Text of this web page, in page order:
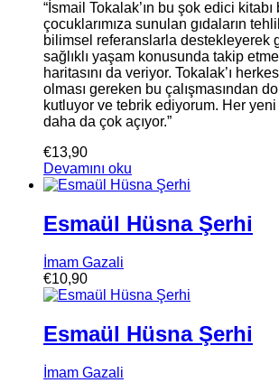
“İsmail Tokalak’ın bu şok edici kitabı
çocuklarımıza sunulan gıdaların
bilimsel referanslarla destekleyerek
sağlıklı yaşam konusunda takip
haritasını da veriyor. Tokalak’ı
olması gereken bu çalışmasından
kutluyor ve tebrik ediyorum. Her yeni
daha da çok açıyor.”
€13,90
Devamını oku
Esmaül Hüsna Şerhi
İmam Gazali
€10,90
Esmaül Hüsna Şerhi
İmam Gazali